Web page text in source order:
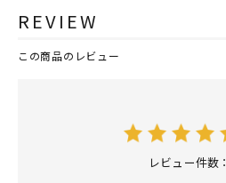
REVIEW
この商品のレビュー
レビュー件数：